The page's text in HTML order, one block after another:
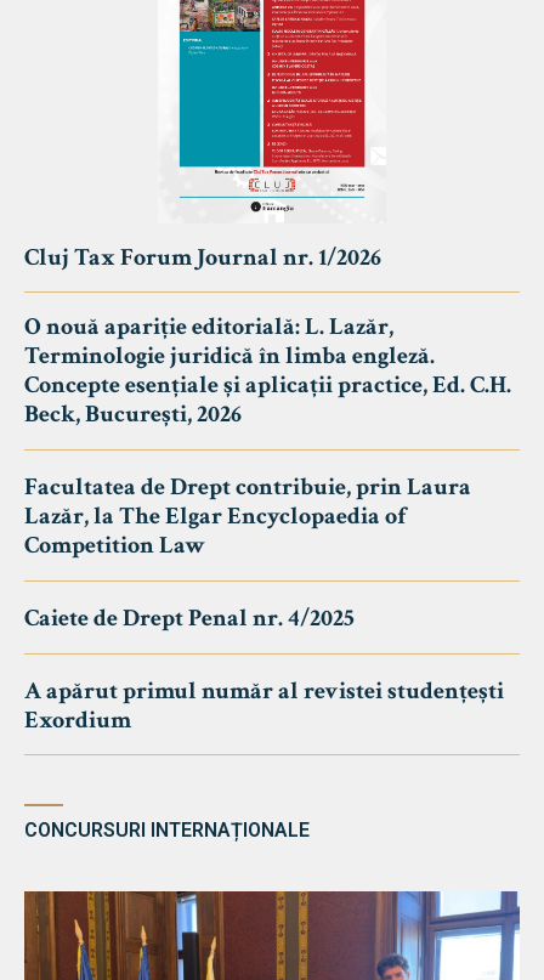
Cluj Tax Forum Journal nr. 1/2026
O nouă apariție editorială: L. Lazăr,
Terminologie juridică în limba engleză.
Concepte esențiale și aplicații practice, Ed. C.H.
Beck, București, 2026
Facultatea de Drept contribuie, prin Laura
Lazăr, la The Elgar Encyclopaedia of
Competition Law
Caiete de Drept Penal nr. 4/2025
A apărut primul număr al revistei studențești
Exordium
CONCURSURI INTERNAȚIONALE